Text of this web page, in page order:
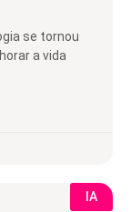
se tornou
a vida
IA